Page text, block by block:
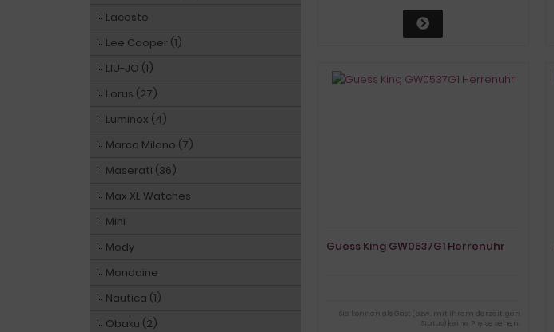
Guess King GW0537G1 Herrenuhr
Sie können als Gast (bzw. mit Ihrem derzeitigen
Status) keine Preise sehen.
Lacoste
Lee Cooper (1)
LIU-JO (1)
Lorus (27)
Luminox (4)
Marco Milano (7)
Maserati (36)
Max XL Watches
Mini
Mody
Mondaine
Nautica (1)
Obaku (2)